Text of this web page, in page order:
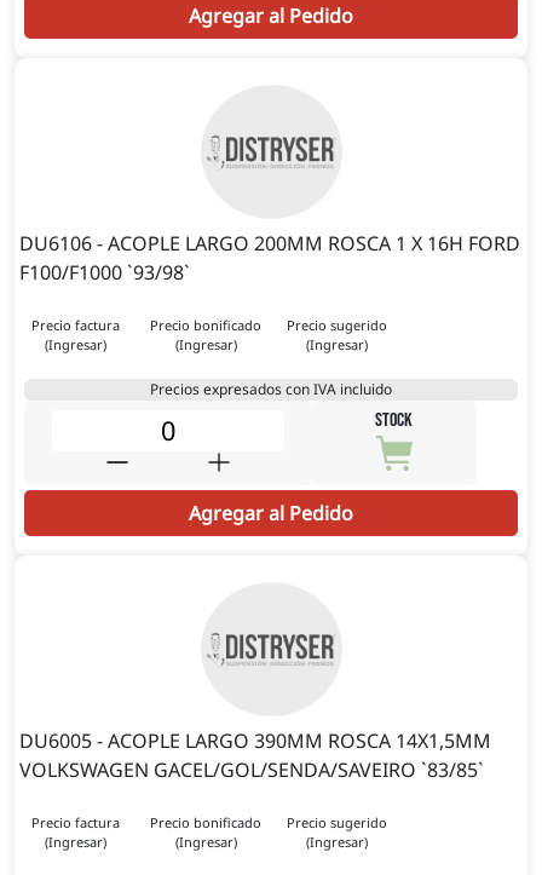
Agregar al Pedido
DU6106 - ACOPLE LARGO 200MM ROSCA 1 X 16H FORD
F100/F1000 `93/98`
Precio factura
(Ingresar)
Precio bonificado
(Ingresar)
Precio sugerido
(Ingresar)
Precios expresados con IVA incluido
STOCK
Agregar al Pedido
DU6005 - ACOPLE LARGO 390MM ROSCA 14X1,5MM
VOLKSWAGEN GACEL/GOL/SENDA/SAVEIRO `83/85`
Precio factura
(Ingresar)
Precio bonificado
(Ingresar)
Precio sugerido
(Ingresar)